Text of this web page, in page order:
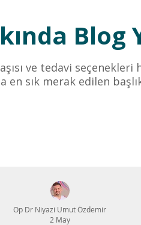
Blog
ve tedavi seçenekleri
en sık merak edilen
Op Dr Niyazi Umut Özdemir
2 May